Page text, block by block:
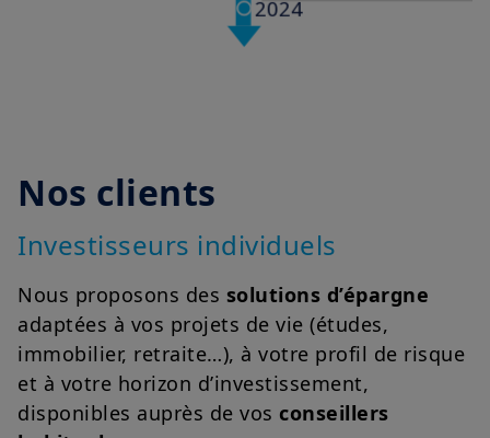
Nos clients
Investisseurs individuels
Nous proposons des solutions d’épargne
adaptées à vos projets de vie (études,
immobilier, retraite…), à votre profil de risque
et à votre horizon d’investissement,
disponibles auprès de vos conseillers